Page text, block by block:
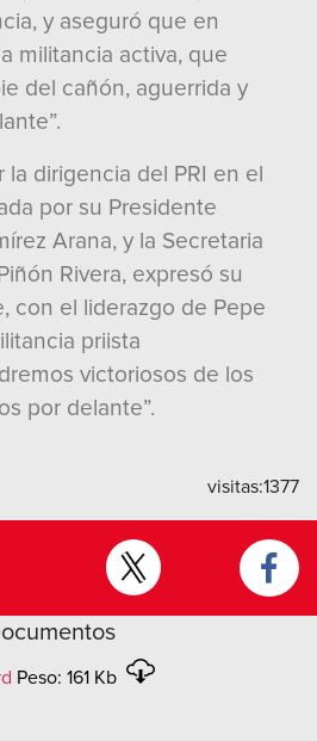
y aseguró que en
militancia activa, que
del cañón, aguerrida y
dirigencia del PRI en el
por su Presidente
Arana, y la Secretaria
Rivera, expresó su
con el liderazgo de Pepe
priista
victoriosos de los
por delante”.
visitas:1377
Peso: 161 Kb